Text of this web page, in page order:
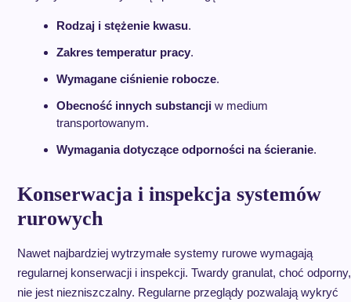
Rodzaj i stężenie kwasu.
Zakres temperatur pracy.
Wymagane ciśnienie robocze.
Obecność innych substancjiw medium
transportowanym.
Wymagania dotyczące odporności na ścieranie.
Konserwacja i inspekcja systemów
rurowych
Nawet najbardziej wytrzymałe systemy rurowe wymagają
regularnej konserwacji i inspekcji. Twardy granulat, choć odporny,
nie jest niezniszczalny. Regularne przeglądy pozwalają wykryć